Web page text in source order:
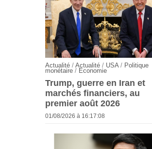
Actualité/ Actualité/ USA/ Politique
monétaire/ Economie
Trump, guerre en Iran et
marchés financiers, au
premier août 2026
01/08/2026 à 16:17:08